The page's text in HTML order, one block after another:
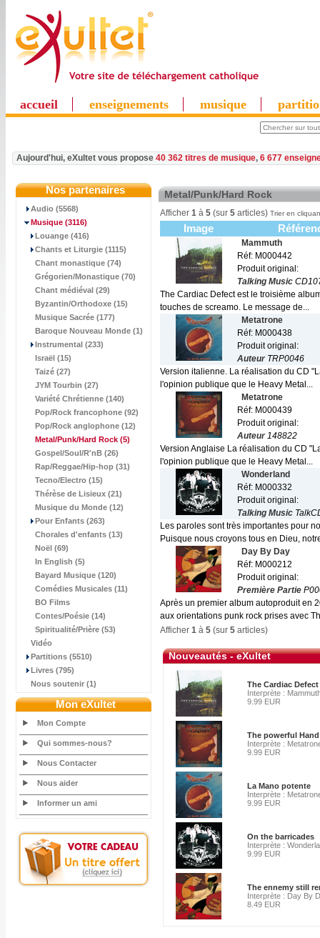
accueil enseignements musique
Aujourd'hui, eXultet vous propose 40 362 titres de musique, 6 677
Nos partenaires
Audio (5568)
Musique (3116)
Louange (416)
Chants et Liturgie (1115)
Chant monastique (74)
Grégorien/Monastique (70)
Chant médiéval (29)
Byzantin/Orthodoxe (15)
Musique Sacrée (177)
Baroque Nouveau Monde (1)
Instrumental (233)
Israël (15)
Taizé (27)
JYM Tourbin (27)
Variété Chrétienne (140)
Pop/Rock francophone (92)
Pop/Rock anglophone (12)
Metal/Punk/Hard Rock (5)
Gospel/Soul/R'nB (26)
Rap/Reggae/Hip-hop (31)
Tecno/Electro (15)
Thérèse de Lisieux (21)
Musique du Monde (12)
Pour Enfants (263)
Chorales d'enfants (13)
Noël (69)
In English (5)
Bayard Musique (120)
Comédies Musicales (11)
BO Films
Contes/Poésie (14)
Spiritualité/Prière (53)
Vidéo
Partitions (5510)
Livres (795)
Nous soutenir (1)
Mon eXultet
Mon Compte
Qui sommes-nous?
Nous Contacter
Nous aider
Informer un ami
Metal/Punk/Hard Rock
Afficher 1 à 5 (sur 5 articles) Trier en
Image
Mammuth
Réf: M000442
Produit original:
Talking Music
The Cardiac Defect est le troisième
touches de screamo. Le message de...
Metatrone
Réf: M000438
Produit original:
AuteurTRP0046
Version italienne. La réalisation du CD
l'opinion publique que le Heavy Metal...
Metatrone
Réf: M000439
Produit original:
Auteur148822
Version Anglaise La réalisation du CD
l'opinion publique que le Heavy Metal...
Wonderland
Réf: M000332
Produit original:
Talking Music
Les paroles sont très importantes pour
Puisque nous croyons tous en Dieu,
Day By Day
Réf: M000212
Produit original:
Première Partie
Après un premier album autoproduit en
aux orientations punk rock prises avec
Afficher 1 à 5 (sur 5 articles)
Nouveautés - eXultet
The Cardiac Defect
Interprète :
9.99 EUR
The powerful Hand
Interprète :
9.99 EUR
La Mano potente
Interprète :
9.99 EUR
On the barricades
Interprète :
9.99 EUR
The ennemy still
Interprète : Day By
8.49 EUR